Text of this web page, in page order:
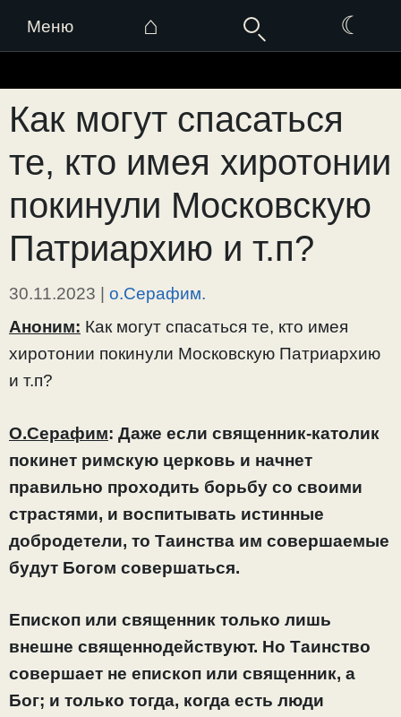
Меню ⌂ ☾
к
содержимому
Как могут спасаться
те, кто имея хиротонии
покинули Московскую
Патриархию и т.п?
30.11.2023 | о.Серафим.
Аноним: Как могут спасаться те, кто имея
хиротонии покинули Московскую Патриархию
и т.п?
О.Серафим: Даже если священник-католик
покинет римскую церковь и начнет
правильно проходить борьбу со своими
страстями, и воспитывать истинные
добродетели, то Таинства им совершаемые
будут Богом совершаться.
Епископ или священник только лишь
внешне священнодействуют. Но Таинство
совершает не епископ или священник, а
Бог; и только тогда, когда есть люди